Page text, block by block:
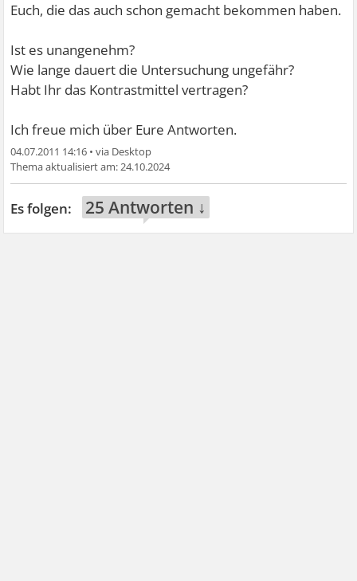
Euch, die das auch schon gemacht bekommen haben.
Ist es unangenehm?
Wie lange dauert die Untersuchung ungefähr?
Habt Ihr das Kontrastmittel vertragen?
Ich freue mich über Eure Antworten.
04.07.2011 14:16 •
24.10.2024
25 Antworten ↓